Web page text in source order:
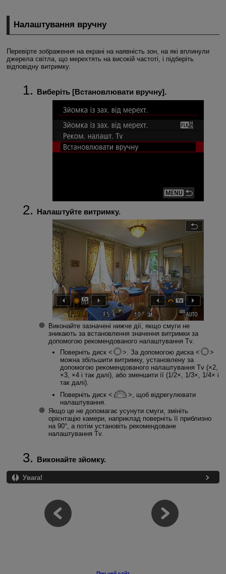
Налаштування вручну
Перевірте зображення на екрані на наявність зон, на які вплинули
джерела світла, що мерехтять на високій частоті, і підберіть
відповідну витримку.
Виберіть [Встановлювати вручну].
Налаштуйте витримку.
Виконайте зазначені нижче дії, якщо смуги не
зникають за встановлення значення витримки за
допомогою рекомендованого налаштування Tv.
Поверніть диск
. За допомогою диска
можна збільшити витримку, установлену за
допомогою рекомендованого налаштування Tv (×2,
×3, ×4 і так далі), або зменшити її (1/2×, 1/3×, 1/4× і
так далі).
Поверніть диск
, щоб відрегулювати
налаштування.
Якщо це не допомагає усунути смуги, змініть
орієнтацію камери, наприклад поверніть її приблизно
на 90°, а потім установіть рекомендоване
налаштування Tv.
Виконайте зйомку.
Увага!